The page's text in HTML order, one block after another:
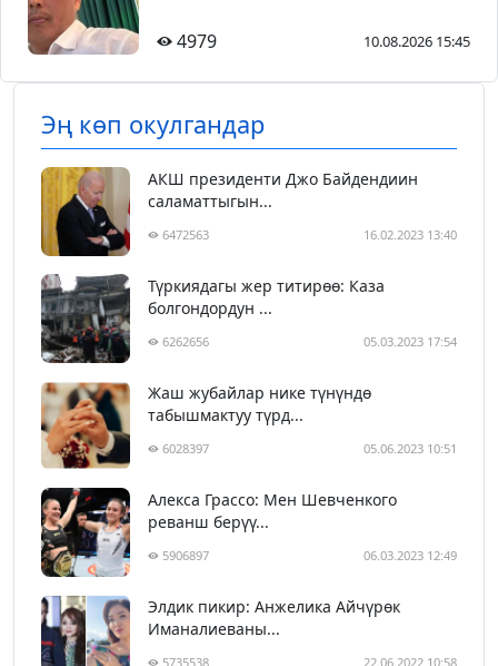
4979 10.08.2026 15:45
Эң көп окулгандар
АКШ президенти Джо Байдендиин
саламаттыгын...
6472563 16.02.2023 13:40
Түркиядагы жер титирөө: Каза
болгондордун ...
6262656 05.03.2023 17:54
Жаш жубайлар нике түнүндө
табышмактуу түрд...
6028397 05.06.2023 10:51
Алекса Грассо: Мен Шевченкого
реванш берүү...
5906897 06.03.2023 12:49
Элдик пикир: Анжелика Айчүрөк
Иманалиеваны...
5735538 22.06.2022 10:58